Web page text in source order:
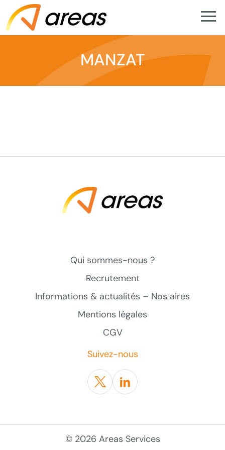
MANZAT
Qui sommes-nous ?
Recrutement
Informations & actualités – Nos aires
Mentions légales
CGV
Suivez-nous
TwitterLinkedin
© 2026 Areas Services